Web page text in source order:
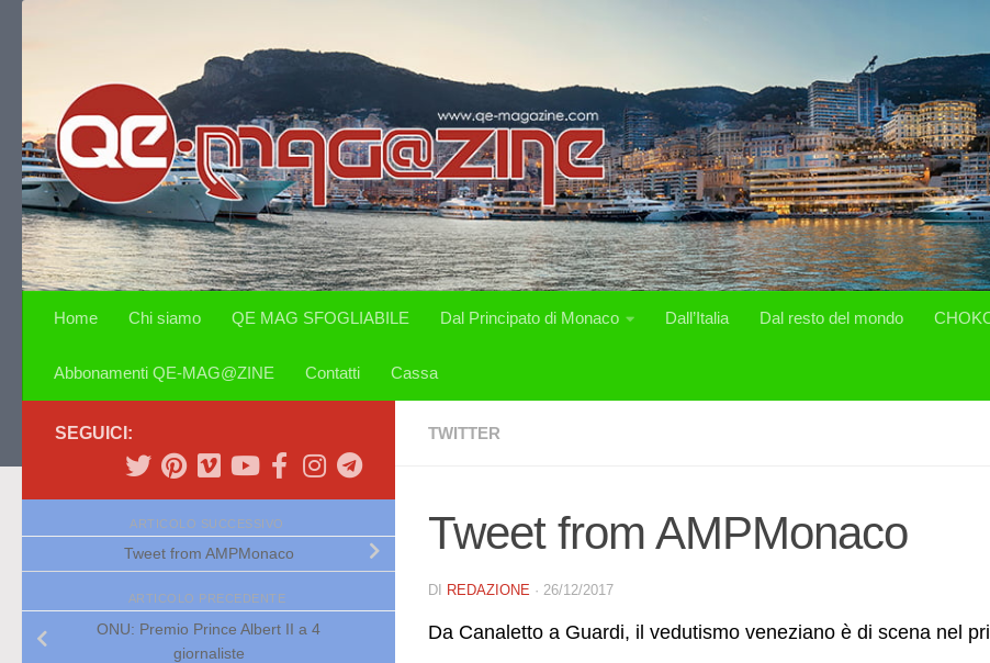
Home Chi siamo QE MAG SFOGLIABILE Dal Principato di Monaco Dall’Italia Dal resto del mondo
Abbonamenti QE-MAG@ZINE Contatti Cassa
TWITTER
Tweet from AMPMonaco
DI REDAZIONE · 26/12/2017
Da Canaletto a Guardi, il vedutismo veneziano è di scena nel
SEGUICI:
ARTICOLO SUCCESSIVO
Tweet from AMPMonaco
ARTICOLO PRECEDENTE
ONU: Premio Prince Albert II a 4
giornaliste